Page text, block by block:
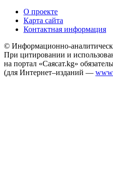
О проекте
Карта сайта
Контактная информация
© Информационно-
При цитировании и
на портал «Саясат.kg»
(для Интернет–изданий —